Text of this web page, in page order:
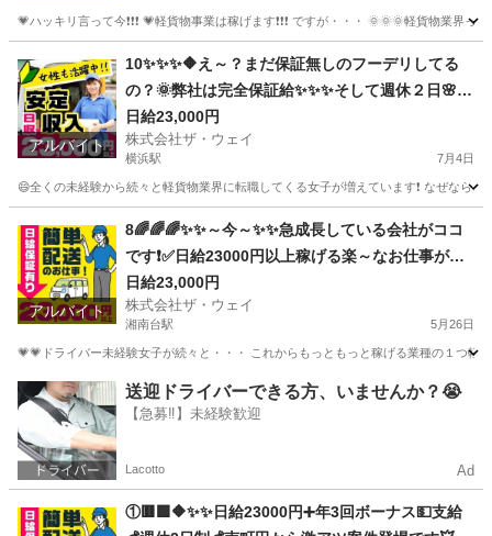
💗ハッキリ言って今❗️❗️❗️ 💗軽貨物事業は稼げます❗️❗️❗️ ですが・・・ 🌞🌞🌞軽貨物業
相模大野駅 ドライバー ネットスーパー
アルバイト
10✨✨✨🔶え～？まだ保証無しのフーデリしてる
の？🌞弊社は完全保証給✨✨✨そして週休２日🌸安
定収入で女子いっぱい🎉さぁ～集まれ～🎵
日給23,000円
株式会社ザ・ウェイ
横浜駅 7月4日
😄全くの未経験から続々と軽貨物業界に転職してくる女子が増えています❗️ なぜなら
横浜駅 配送 ネットスーパー
アルバイト
8🌈🌈🌈✨✨～今～✨✨急成長している会社がココ
です❗️✅日給23000円以上稼げる楽～なお仕事がコ
コにあります😄
日給23,000円
株式会社ザ・ウェイ
湘南台駅 5月26日
💗💗ドライバー未経験女子が続々と・・・ これからもっともっと稼げる業種の１つ軽
神奈川 藤沢市 湘南台駅 ドライバー ネットスーパー
送迎ドライバーできる方、いませんか？😭
【急募‼️】未経験歓迎
Lacotto Ad
①🟥🟩🔶✨✨日給23000円➕年3回ボーナス💵支給